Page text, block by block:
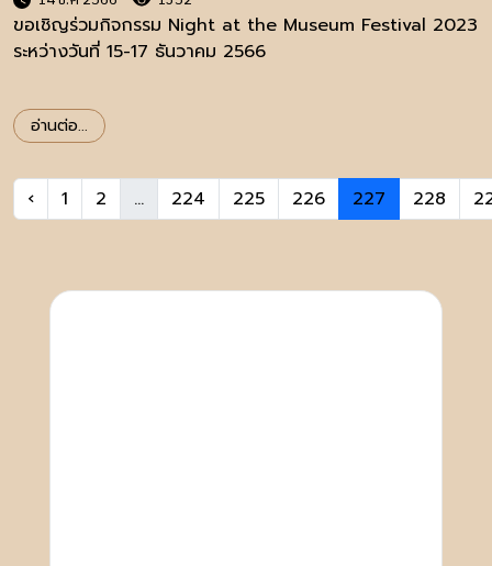
ขอเชิญร่วมกิจกรรม Night at the Museum Festival 2023
ระหว่างวันที่ 15-17 ธันวาคม 2566
อ่านต่อ...
‹ 1 2 ... 224 225 226 227 228